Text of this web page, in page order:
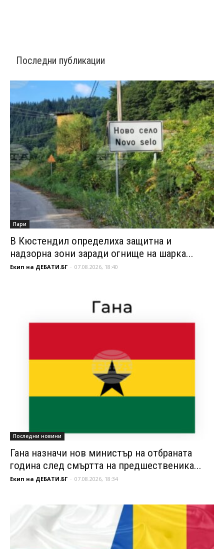
Последни публикации
Пари
В Кюстендил определиха защитна и
надзорна зони заради огнище на шарка...
Екип на ДЕБАТИ.БГ - 07.08.2026, 18:40
Последни новини
Гана назначи нов министър на отбраната
година след смъртта на предшественика...
Екип на ДЕБАТИ.БГ - 07.08.2026, 18:34